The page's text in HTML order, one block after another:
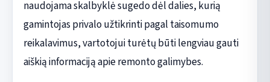
naudojama skalbyklė sugedo dėl dalies, kurią
gamintojas privalo užtikrinti pagal taisomumo
reikalavimus, vartotojui turėtų būti lengviau gauti
aiškią informaciją apie remonto galimybes.